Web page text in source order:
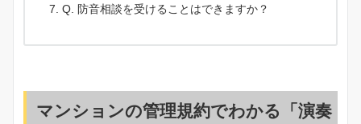
Q. 防音相談を受けることはできますか？
マンションの管理規約でわかる「演奏